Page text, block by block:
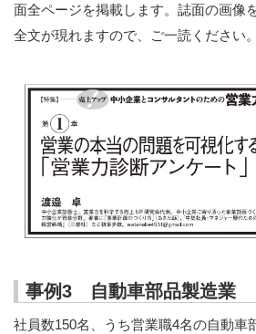
面全ページを掲載します。誌面の画像
全文が現れますので、ご一読ください。
事例3 自動車部品製造業
社員数150名、うち営業職4名の自動車
セミナー
過去のセミナー
企業実務2021年12月号 ニューノーマル時代
る営業の「新規開拓術」
企業診断ニュース2021年5月号 ウィズコロ
力強化支援
会員の著作